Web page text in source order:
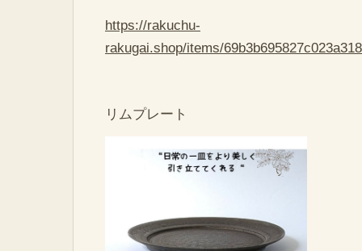
https://rakuchu-
rakugai.shop/items/
リムプレート